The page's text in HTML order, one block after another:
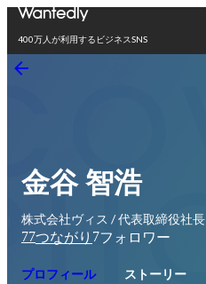
400万人が利用するビジネスSNS
金谷 智浩
株式会社ヴィス / 代表取締役社長
77つながり 7フォロワー
プロフィール ストーリー